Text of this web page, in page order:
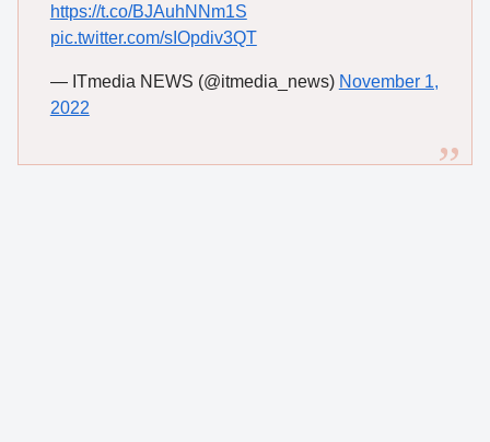
https://t.co/BJAuhNNm1S
pic.twitter.com/sIOpdiv3QT
— ITmedia NEWS (@itmedia_news) November 1,
2022